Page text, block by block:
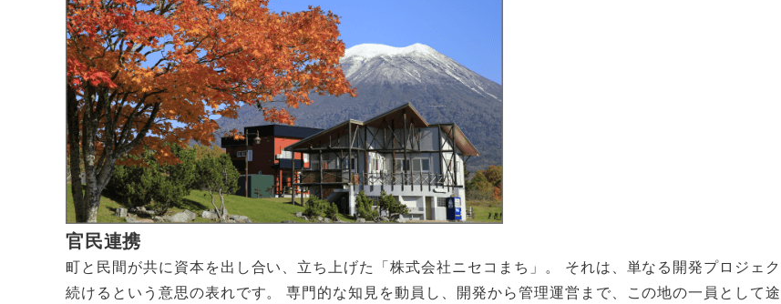
官民連携
町と民間が共に資本を出し合い、立ち上げた「株式会社ニセコまち」。 それは、単なる開発プロジェ
続けるという意思の表れです。 専門的な知見を動員し、開発から管理運営まで、この地の一員として